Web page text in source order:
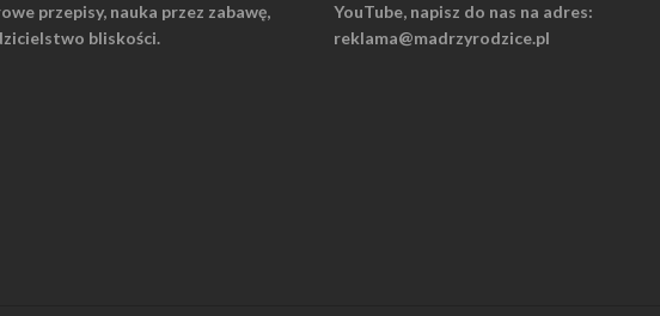
przepisy, nauka przez zabawę,
bliskości.
YouTube, napisz do nas na adres:
reklama@madrzyrodzice.pl